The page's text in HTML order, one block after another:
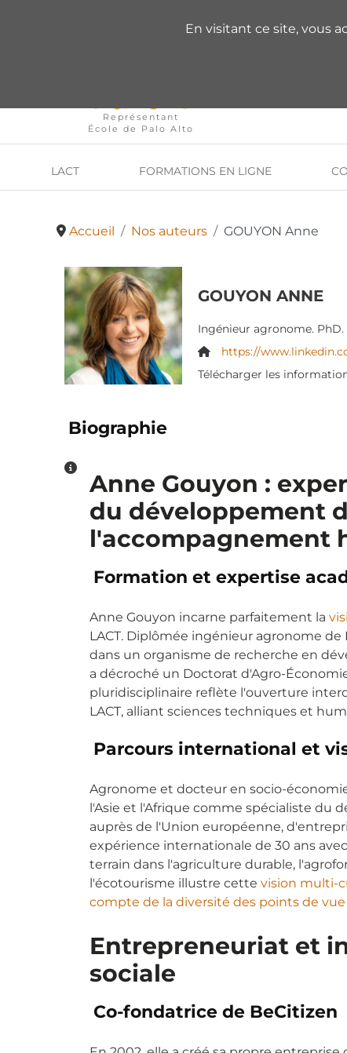
Représentant
École de Palo Alto
VOUS AVEZ DES
LACT FORMATIONS EN LIGNE
Accueil Nos auteurs GOUYON Anne
GOUYON ANNE
Ingénieur agronome. PhD.
Site Web
https://
Télécharger les
Biographie
Biographie
Anne Gouyon :
du développement
l'accompagnement
Formation et expertise
Anne Gouyon incarne parfaitement la
LACT. Diplômée ingénieur agronome de
dans un organisme de recherche en
a décroché un Doctorat d'Agro-
pluridisciplinaire reflète l'ouverture
LACT, alliant sciences techniques et
Parcours international et
Agronome et docteur en socio-
l'Asie et l'Afrique comme spécialiste du
auprès de l'Union européenne,
expérience internationale de 30 ans
terrain dans l'agriculture durable,
l'écotourisme illustre cette vision multi-
compte de la diversité des points de vue
Entrepreneuriat et
sociale
Co-fondatrice de BeCitizen
En visitant ce site, vous